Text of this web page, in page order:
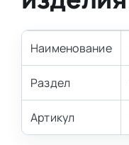
Наименование
Раздел
Артикул